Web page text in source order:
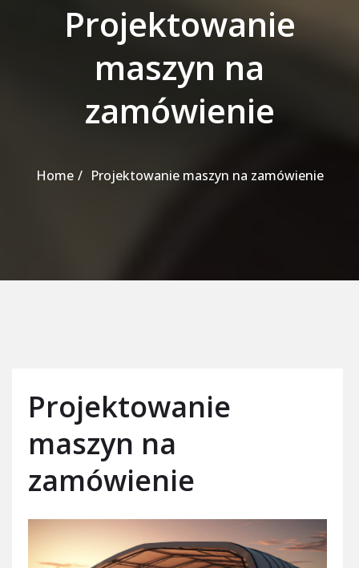
Projektowanie
maszyn na
zamówienie
Home Projektowanie maszyn na zamówienie
Projektowanie
maszyn na
zamówienie